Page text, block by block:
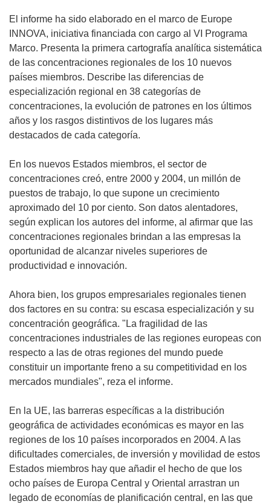
El informe ha sido elaborado en el marco de Europe
INNOVA, iniciativa financiada con cargo al VI Programa
Marco. Presenta la primera cartografía analítica sistemática
de las concentraciones regionales de los 10 nuevos
países miembros. Describe las diferencias de
especialización regional en 38 categorías de
concentraciones, la evolución de patrones en los últimos
años y los rasgos distintivos de los lugares más
destacados de cada categoría.
En los nuevos Estados miembros, el sector de
concentraciones creó, entre 2000 y 2004, un millón de
puestos de trabajo, lo que supone un crecimiento
aproximado del 10 por ciento. Son datos alentadores,
según explican los autores del informe, al afirmar que las
concentraciones regionales brindan a las empresas la
oportunidad de alcanzar niveles superiores de
productividad e innovación.
Ahora bien, los grupos empresariales regionales tienen
dos factores en su contra: su escasa especialización y su
concentración geográfica. "La fragilidad de las
concentraciones industriales de las regiones europeas con
respecto a las de otras regiones del mundo puede
constituir un importante freno a su competitividad en los
mercados mundiales", reza el informe.
En la UE, las barreras específicas a la distribución
geográfica de actividades económicas es mayor en las
regiones de los 10 países incorporados en 2004. A las
dificultades comerciales, de inversión y movilidad de estos
Estados miembros hay que añadir el hecho de que los
ocho países de Europa Central y Oriental arrastran un
legado de economías de planificación central, en las que